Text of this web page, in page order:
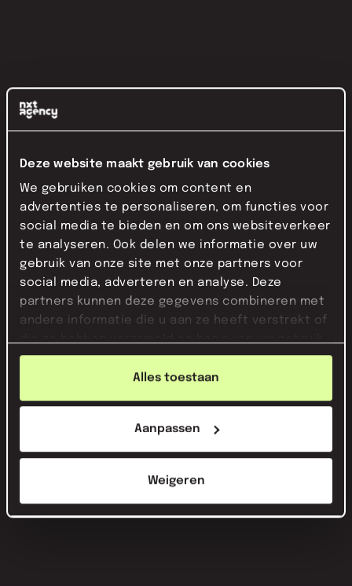
Deze website maakt gebruik van cookies
We gebruiken cookies om content en
advertenties te personaliseren, om functies voor
social media te bieden en om ons websiteverkeer
te analyseren. Ook delen we informatie over uw
gebruik van onze site met onze partners voor
social media, adverteren en analyse. Deze
partners kunnen deze gegevens combineren met
andere informatie die u aan ze heeft verstrekt of
die ze hebben verzameld op basis van uw gebruik
van hun services.
Alles toestaan
Aanpassen
Weigeren